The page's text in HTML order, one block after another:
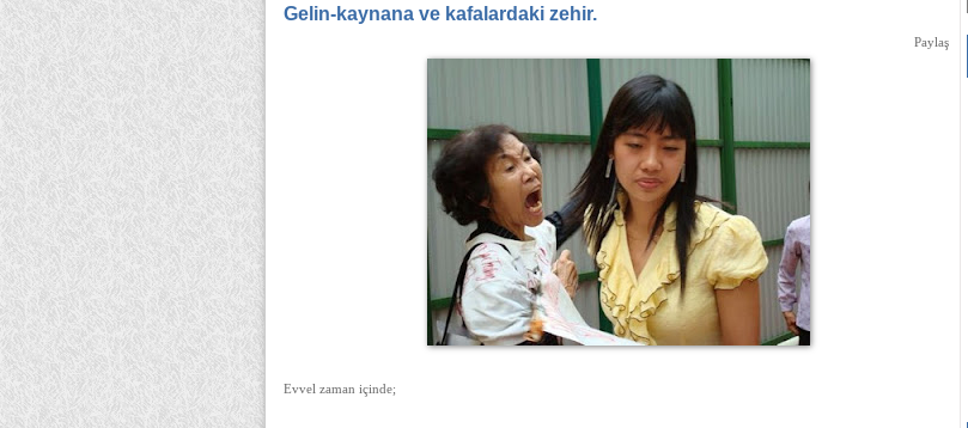
Gelin-kaynana ve kafalardaki zehir.
Paylaş
Evvel zaman içinde;